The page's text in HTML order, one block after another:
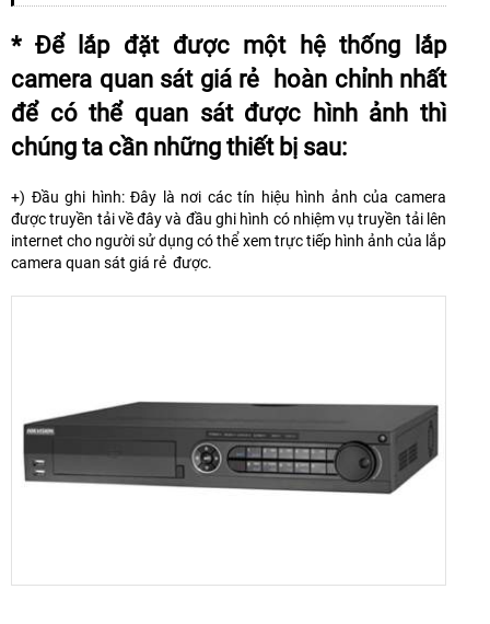
* Để lắp đặt được một hệ thống lắp
camera quan sát giá rẻ hoàn chỉnh nhất
để có thể quan sát được hình ảnh thì
chúng ta cần những thiết bị sau:
+) Đầu ghi hình: Đây là nơi các tín hiệu hình ảnh của camera
được truyền tải về đây và đầu ghi hình có nhiệm vụ truyền tải lên
internet cho người sử dụng có thể xem trực tiếp hình ảnh của lắp
camera quan sát giá rẻ được.